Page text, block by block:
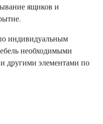
ящиков и
индивидуальным
необходимыми
элементами по